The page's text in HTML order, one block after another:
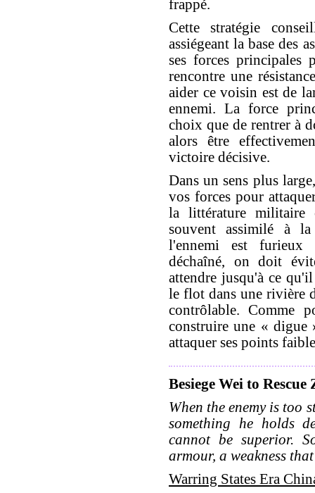
frappé.
Cette stratégie
assiégeant la base des
ses forces principales
rencontre une
aider ce voisin est de
ennemi. La force
choix que de rentrer à
alors être
victoire décisive.
Dans un sens plus
vos forces pour
la littérature militaire
souvent assimilé à
l'ennemi est furieux
déchaîné, on doit
attendre jusqu'à ce
le flot dans une rivière
contrôlable. Comme
construire une « digue
attaquer ses points
Besiege Wei to Rescue
When the enemy is too
something he holds
cannot be superior.
armour, a weakness
Warring States Era